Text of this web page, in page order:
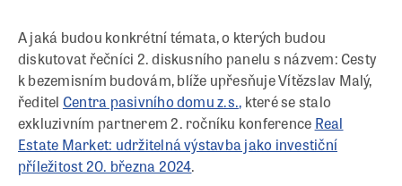
A jaká budou konkrétní témata, o kterých budou
diskutovat řečníci 2. diskusního panelu s názvem: Cesty
k bezemisním budovám, blíže upřesňuje Vítězslav Malý,
ředitel Centra pasivního domu z.s., které se stalo
exkluzivním partnerem 2. ročníku konference Real
Estate Market: udržitelná výstavba jako investiční
příležitost 20. března 2024.